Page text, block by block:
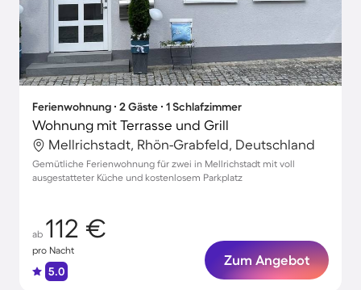
Ferienwohnung ∙ 2 Gäste ∙ 1 Schlafzimmer
Wohnung mit Terrasse und Grill
Mellrichstadt, Rhön-Grabfeld, Deutschland
Gemütliche Ferienwohnung für zwei in Mellrichstadt mit voll
ausgestatteter Küche und kostenlosem Parkplatz
ab 112 €
pro Nacht
5.0
Zum Angebot